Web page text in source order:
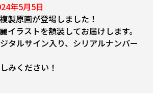
年5月5日
製原画が登場しました！
イラストを額装してお届けします。
タルサイン入り、シリアルナンバー
みください！